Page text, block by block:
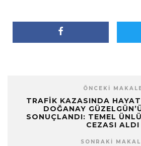
ÖNCEKI
TRAFIK KAZASINDA
DOĞANAY
SONUÇLANDI: TEMEL
CEZASI ALDI
SONRAKI